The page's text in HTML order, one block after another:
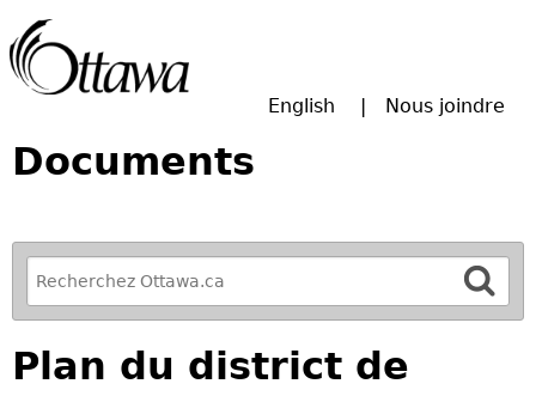
English Nous joindre
Documents
R
e
f
i
Plan du district de